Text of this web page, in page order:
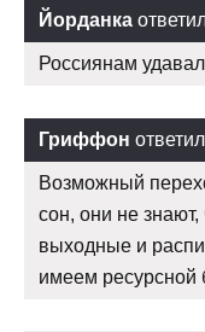
Йорданка
Россиянам
Гриффон
Возможный
сон, они не знают,
выходные и
имеем ресурсной